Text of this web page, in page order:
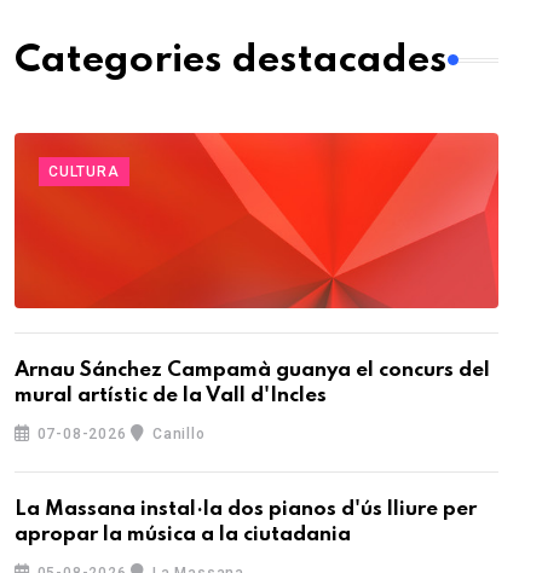
Categories destacades
CULTURA
Arnau Sánchez Campamà guanya el concurs del
mural artístic de la Vall d'Incles
07-08-2026 Canillo
La Massana instal·la dos pianos d'ús lliure per
apropar la música a la ciutadania